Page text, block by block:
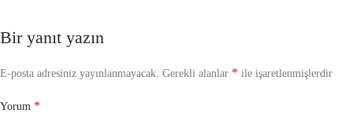
Bir yanıt yazın
E-posta adresiniz yayınlanmayacak. Gerekli alanlar * ile işaretlenmişlerdir
Yorum *